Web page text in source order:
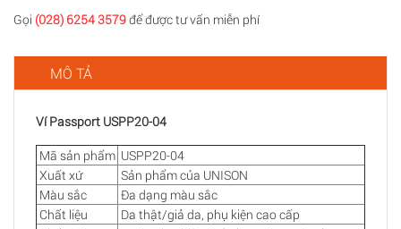
Gọi (028) 6254 3579để được tư vấn miễn phí
MÔ TẢ
Ví Passport USPP20-04
Mã sản phẩm USPP20-04
Xuất xứ
Sản phẩm của UNISON
Màu sắc
Đa dạng màu sắc
Chất liệu
Da thật/giả da, phụ kiện cao cấp